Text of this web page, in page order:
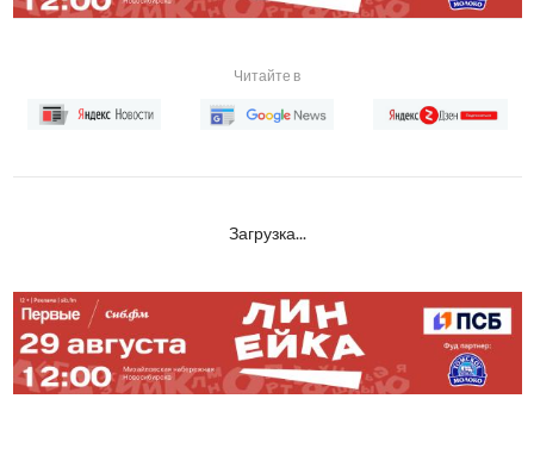
Читайте в
Загрузка...